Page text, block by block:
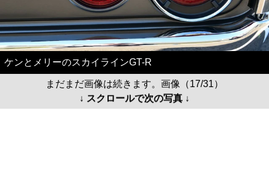
ケンとメリーのスカイラインGT-R
まだまだ画像は続きます。画像（17/31）
↓ スクロールで次の写真 ↓